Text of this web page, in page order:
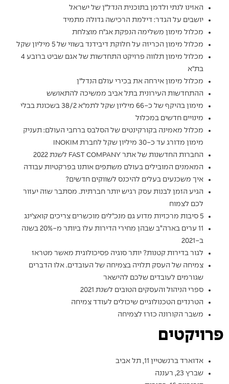
האזינו לנתי ולדמן בתוכנית הנדל״ן של ישראל
יושבים על הגדר: דילמת הרכישה גדולה מתמיד
מכלול מימון משלימה הנפקת אג"ח מוצלחת
מכלול מימון הכריזה על חלוקת דיבידנד בשווי של 5 מיליון שקל
מכלול מימון תלווה פרויקט התחדשות של אגם שביט ברובע 4
בת"א
מכלול מימון אירחה את בכירי עולם הנדל"ן
ההתחדשות העירונית בתל אביב ממשיכה להתאושש
מימון בהיקף של כ-66 מיליון שקל לתמ"א 38/2 בשכונת בבלי
מינויים חדשים במכלול
מכלול מאמינה בקורקינטים של הסלבס ברחבי העולם: תעניק
מימון מדורג עד כ-30 מיליון שקל לחברת INOKIM
החברות החדשנות של אתר FAST COMPANY לשנת 2022
המאמנים המובילים בעולם משתפים אותנו בפרקטיות עבודה
איך משכנעים בעלים להיכנס לשווקים חדשים?
הגיע הזמן לבנות עסק רגיש יותר חברתית. מסתבר שזה יעזור
לכם לצמוח
5 סיבות מרכזיות מדוע גם מנכ"לים מוכשרים צריכים קואצ'ינג
11 ערים בארה”ב שבהן מחירי הדירות עלו ביותר מ-20% בשנה
ב-2021
לגור בדירות קטנות? יותר סוגיה פסיכולוגית מאשר מטראז
צמיחה של העסק תלויה בצמיחה של העובדים. אלו הדברים
שגורמים לעובדים שלכם להישאר
ספרי הניהול והעסקים הטובים לשנת 2021
הטרנדים הטכנולוגיים שיכולים לעודד צמיחה
משבר הקורונה כזרז לצמיחה
פרויקטים
אדוארד ברנשטיין 11, תל אביב
שברץ 23, רעננה